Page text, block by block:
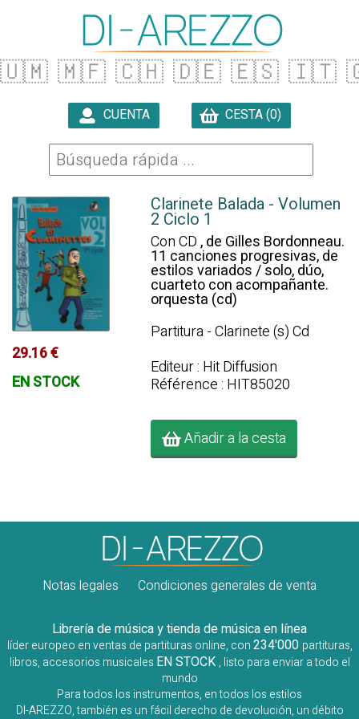
🇺🇲 🇲🇫 🇨🇭 🇩🇪 🇪🇸 🇮🇹
CUENTA CESTA (0)
29.16 €
EN STOCK
Clarinete Balada - Volumen
2 Ciclo 1
Con CD, de Gilles Bordonneau.
11 canciones progresivas, de
estilos variados / solo, dúo,
cuarteto con acompañante.
orquesta (cd)
Partitura - Clarinete (s) Cd
Editeur : Hit Diffusion
Référence : HIT85020
Añadir a la cesta
Notas legales Condiciones generales de venta
Librería de música y tienda de música en línea
líder europeo en ventas de partituras online, con234'000 partituras,
libros, accesorios musicales EN STOCK , listo para enviar a todo el
mundo
Para todos los instrumentos, en todos los estilos
DI-AREZZO, también es un fácil derecho de devolución, un débito